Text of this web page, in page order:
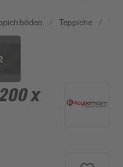
/ Teppiche /
x